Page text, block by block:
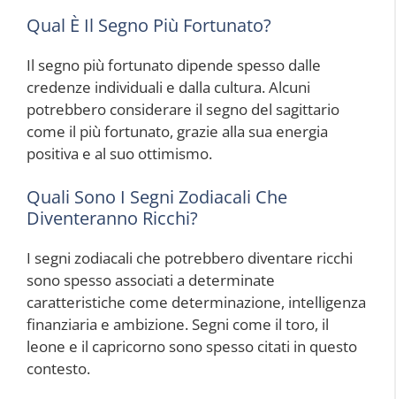
Qual È Il Segno Più Fortunato?
Il segno più fortunato dipende spesso dalle
credenze individuali e dalla cultura. Alcuni
potrebbero considerare il segno del sagittario
come il più fortunato, grazie alla sua energia
positiva e al suo ottimismo.
Quali Sono I Segni Zodiacali Che
Diventeranno Ricchi?
I segni zodiacali che potrebbero diventare ricchi
sono spesso associati a determinate
caratteristiche come determinazione, intelligenza
finanziaria e ambizione. Segni come il toro, il
leone e il capricorno sono spesso citati in questo
contesto.